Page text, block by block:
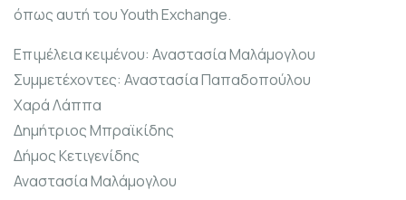
όπως αυτή του Youth Exchange.
Επιμέλεια κειμένου: Αναστασία Μαλάμογλου
Συμμετέχοντες: Αναστασία Παπαδοπούλου
Χαρά Λάππα
Δημήτριος Μπραϊκίδης
Δήμος Κετιγενίδης
Αναστασία Μαλάμογλου